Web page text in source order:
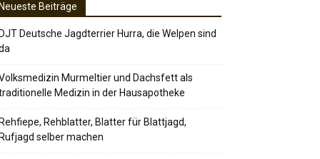
Beiträge
Deutsche Jagdterrier Hurra, die Welpen sind
Murmeltier und Dachsfett als
Medizin in der Hausapotheke
Rehblatter, Blatter für Blattjagd,
selber machen